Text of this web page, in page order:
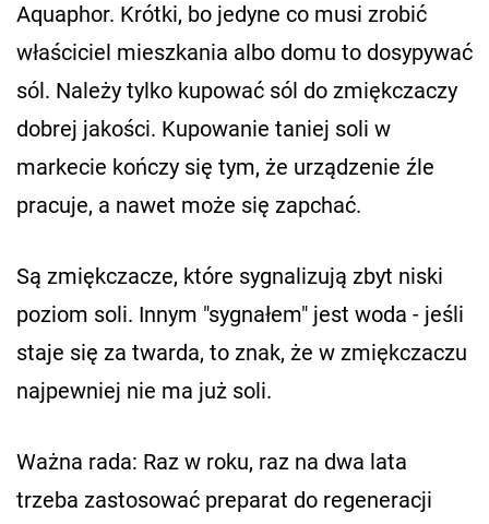
Aquaphor. Krótki, bo jedyne co musi zrobić
właściciel mieszkania albo domu to dosypywać
sól. Należy tylko kupować sól do zmiękczaczy
dobrej jakości. Kupowanie taniej soli w
markecie kończy się tym, że urządzenie źle
pracuje, a nawet może się zapchać.
Są zmiękczacze, które sygnalizują zbyt niski
poziom soli. Innym "sygnałem" jest woda - jeśli
staje się za twarda, to znak, że w zmiękczaczu
najpewniej nie ma już soli.
Ważna rada: Raz w roku, raz na dwa lata
trzeba zastosować preparat do regeneracji